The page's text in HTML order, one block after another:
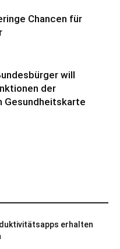
Chancen für
will
der
Gesundheitskarte
erhalten